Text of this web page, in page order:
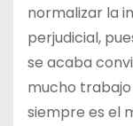
normalizar la
perjudicial,
se acaba
mucho trabajo
siempre es el